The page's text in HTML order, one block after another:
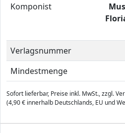
Komponist
Verlagsnummer
Mindestmenge
Sofort lieferbar, Preise inkl. MwSt., zzgl.
(4,90 € innerhalb Deutschlands, EU und